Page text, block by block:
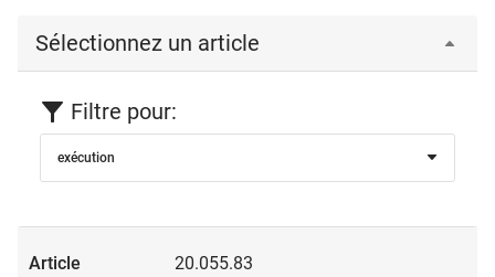
Sélectionnez un article
Filtre pour:
exécution
20.055.83